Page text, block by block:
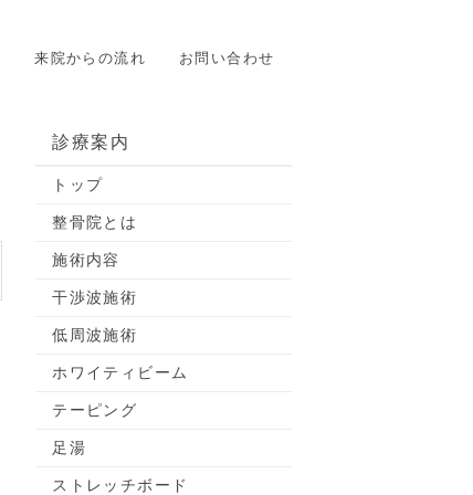
来院からの流れ お問い合わせ
診療案内
トップ
整骨院とは
施術内容
干渉波施術
低周波施術
ホワイティビーム
テーピング
足湯
ストレッチボード